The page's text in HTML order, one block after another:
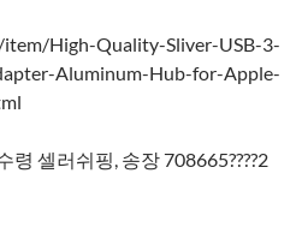
High-Quality-Sliver-USB-3-
Aluminum-Hub-for-Apple-
령 셀러쉬핑, 송장 708665????2